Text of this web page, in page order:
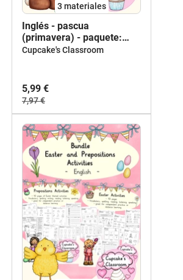
3 materiales
Inglés - pascua
(primavera) - paquete:
hojas de trabajo, tarjetas
bundle Easter
Cupcake's Classroom
5,99 €
7,97 €